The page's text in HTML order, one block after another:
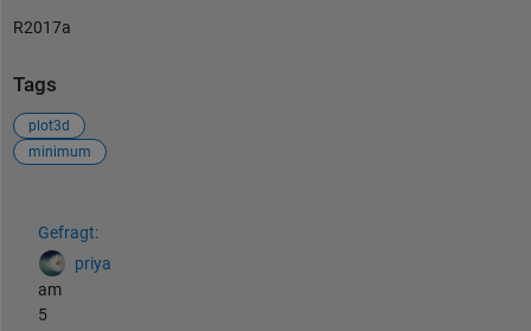
R2017a
Tags
plot3d
minimum
Gefragt:
priya
am
5